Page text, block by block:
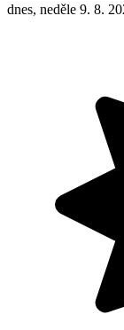
dnes, neděle 9. 8.